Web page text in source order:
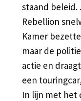
staand beleid.
Rebellion
Kamer
maar de
actie en
een
In lijn met het